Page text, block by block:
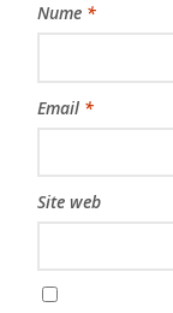
Nume *
Email *
Site web